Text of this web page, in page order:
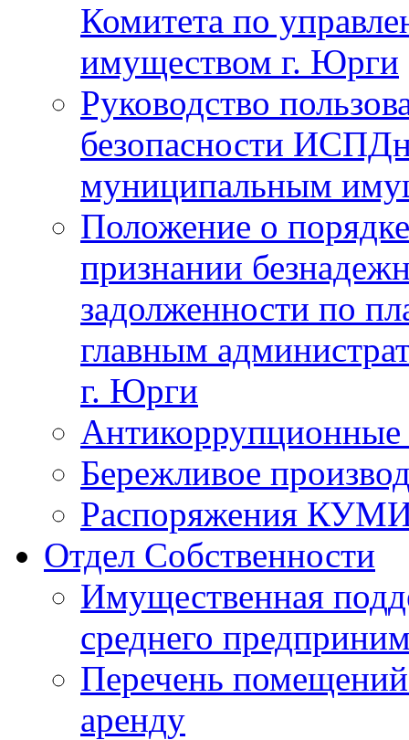
Комитета по
имуществом г. Юрги
Руководство
безопасности
муниципальным
Положение о
признании
задолженности по
главным
г. Юрги
Антикоррупционные
Бережливое
Распоряжения
Отдел Собственности
Имущественная
среднего
Перечень
аренду